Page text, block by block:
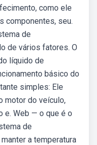
como ele
componentes, seu.
de
de vários fatores. O
líquido de
básico do
simples: Ele
motor do veículo,
e. Web — o que é o
de
a temperatura